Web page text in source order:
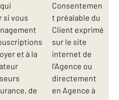
si vous
et à la
de
Consentemen
t préalable du
Client exprimé
sur le site
internet de
l’Agence ou
directement
en Agence à